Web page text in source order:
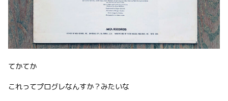
てかてか
これってプログレなんすか？みたいな